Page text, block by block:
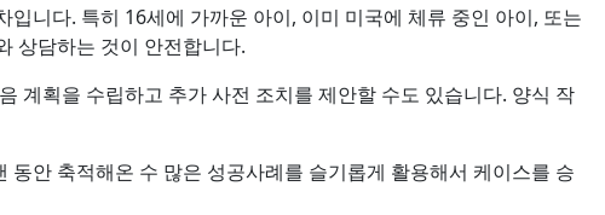
니다. 특히 16세에 가까운 아이, 이미 미국에 체류 중인 아이, 또는
상담하는 것이 안전합니다.
계획을 수립하고 추가 사전 조치를 제안할 수도 있습니다. 양식 작
안 축적해온 수 많은 성공사례를 슬기롭게 활용해서 케이스를 승